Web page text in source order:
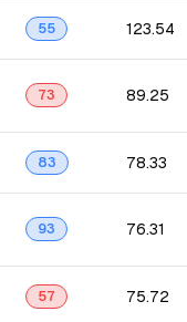
55 123.54
73 89.25
83 78.33
93 76.31
57 75.72